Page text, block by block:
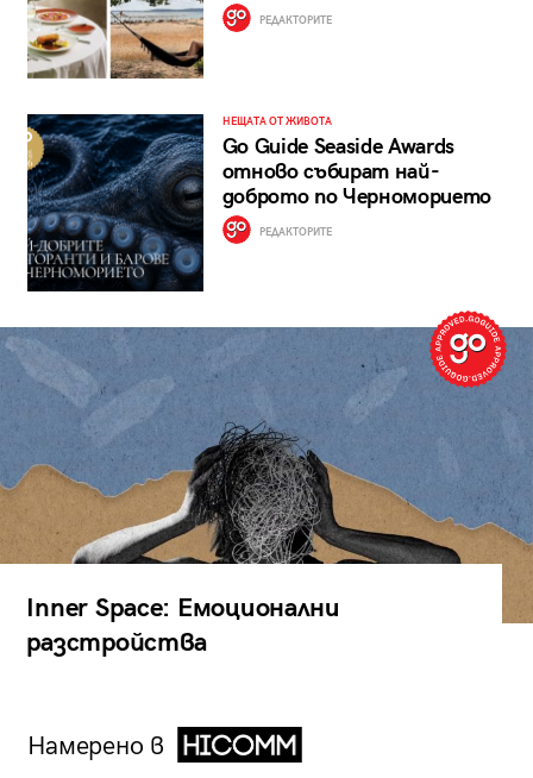
РЕДАКТОРИТЕ
НЕЩАТА ОТ ЖИВОТА
Go Guide Seaside Awards
отново събират най-
доброто по Черноморието
РЕДАКТОРИТЕ
Inner Space: Емоционални
разстройства
Намерено в